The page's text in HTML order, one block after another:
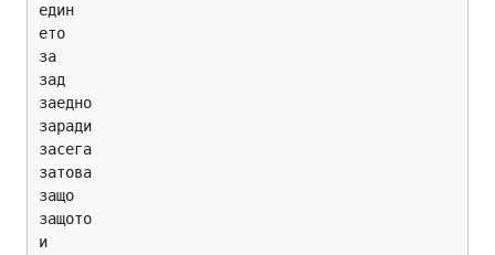
един
ето
за
зад
заедно
заради
засега
затова
защо
защото
и